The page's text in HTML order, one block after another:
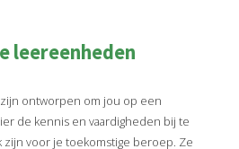
leereenheden
ontworpen om jou op een
de kennis en vaardigheden bij te
zijn voor je toekomstige beroep. Ze